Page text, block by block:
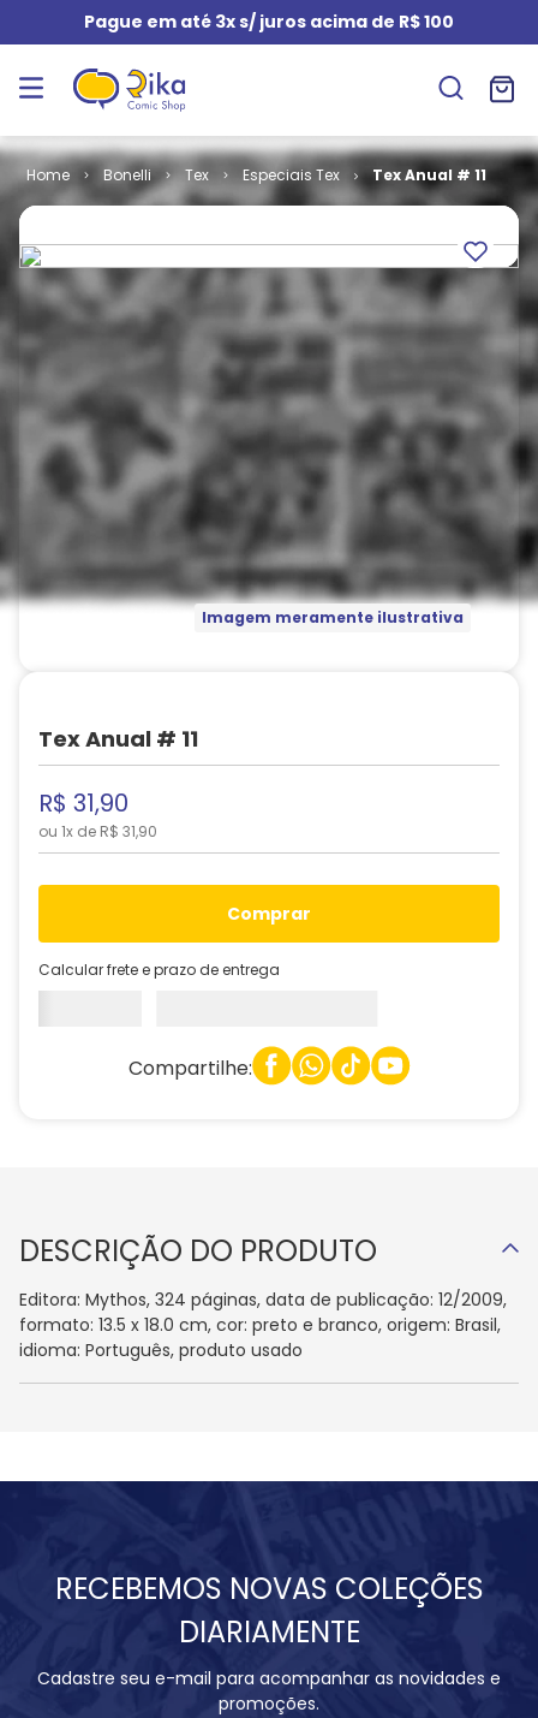
Pague em até 3x s/ juros acima de R$ 100
Bonelli Tex Especiais Tex Tex Anual # 11
Imagem meramente ilustrativa
Tex Anual # 11
R$ 31,90
ou 1x de R$ 31,90
comprar
Calcular frete e prazo de entrega
Compartilhe:
DESCRIÇÃO DO PRODUTO
Editora: Mythos, 324 páginas, data de publicação: 12/2009,
formato: 13.5 x 18.0 cm, cor: preto e branco, origem: Brasil,
idioma: Português, produto usado
RECEBEMOS NOVAS COLEÇÕES
DIARIAMENTE
Cadastre seu e-mail para acompanhar as novidades e
promoções.